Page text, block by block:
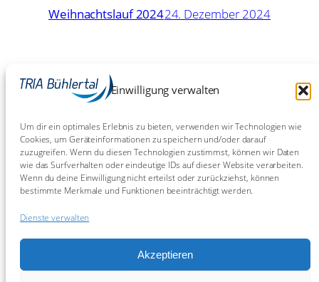
Einwilligung verwalten
Um dir ein optimales Erlebnis zu bieten, verwenden wir Technologien wie
Cookies, um Geräteinformationen zu speichern und/oder darauf
zuzugreifen. Wenn du diesen Technologien zustimmst, können wir Daten
wie das Surfverhalten oder eindeutige IDs auf dieser Website verarbeiten.
Wenn du deine Einwilligung nicht erteilst oder zurückziehst, können
bestimmte Merkmale und Funktionen beeinträchtigt werden.
Dienste verwalten
Akzeptieren
Weihnachtslauf 202424. Dezember 2024
Eschborn-Frankfurt: Chaos
Chaos Chaos!
BW-Meisterschaften Sprint in
Bietigheim 2023
9. Juli
2023